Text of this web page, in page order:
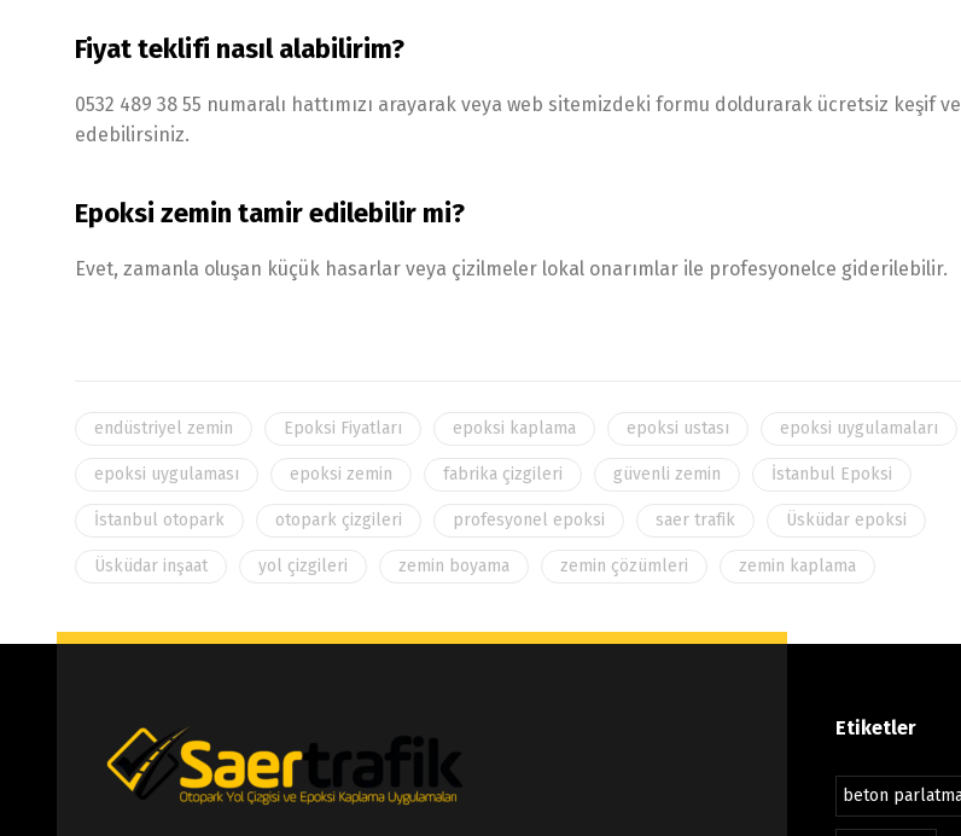
Fiyat teklifi nasıl alabilirim?
0532 489 38 55 numaralı hattımızı arayarak veya web sitemizdeki formu doldurarak ücretsiz keşif
edebilirsiniz.
Epoksi zemin tamir edilebilir mi?
Evet, zamanla oluşan küçük hasarlar veya çizilmeler lokal onarımlar ile profesyonelce giderilebilir.
endüstriyel zemin Epoksi Fiyatları epoksi kaplama epoksi ustası epoksi uygulamaları
epoksi uygulaması epoksi zemin fabrika çizgileri güvenli zemin İstanbul Epoksi
İstanbul otopark otopark çizgileri profesyonel epoksi saer trafik Üsküdar epoksi
Üsküdar inşaat yol çizgileri zemin boyama zemin çözümleri zemin kaplama
Etiketler
beton